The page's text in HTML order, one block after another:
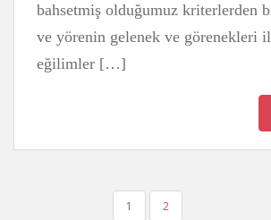
bahsetmiş olduğumuz kriterlerden
ve yörenin gelenek ve görenekleri
eğilimler […]
1 2